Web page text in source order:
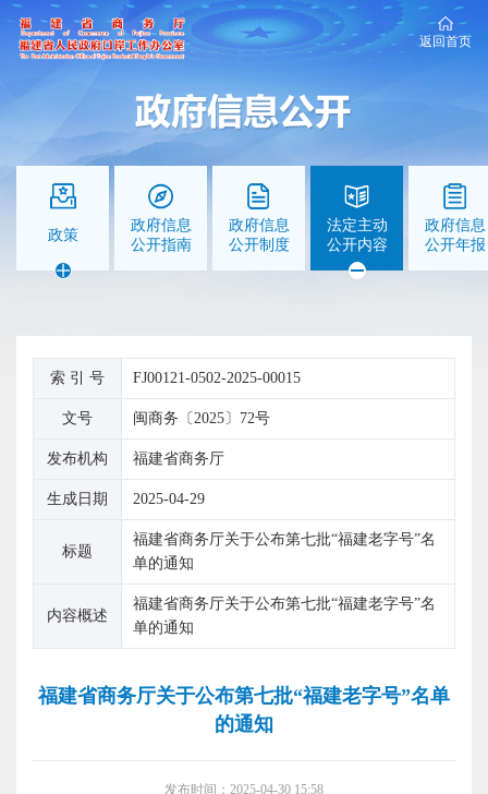
返回首页
政策
政府信息
公开指南
政府信息
公开制度
法定主动
公开内容
政府信息
公开年报
索 引 号 FJ00121-0502-2025-00015
文号 闽商务〔2025〕72号
发布机构 福建省商务厅
生成日期 2025-04-29
标题
福建省商务厅关于公布第七批“福建老字号”名
单的通知
内容概述
福建省商务厅关于公布第七批“福建老字号”名
单的通知
福建省商务厅关于公布第七批“福建老字号”名单
的通知
发布时间：2025-04-30 15:58